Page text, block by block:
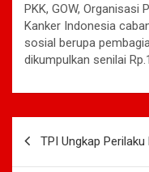
PKK, GOW,
Kanker Indonesia
sosial berupa
dikumpulkan senilai
TPI Ungkap